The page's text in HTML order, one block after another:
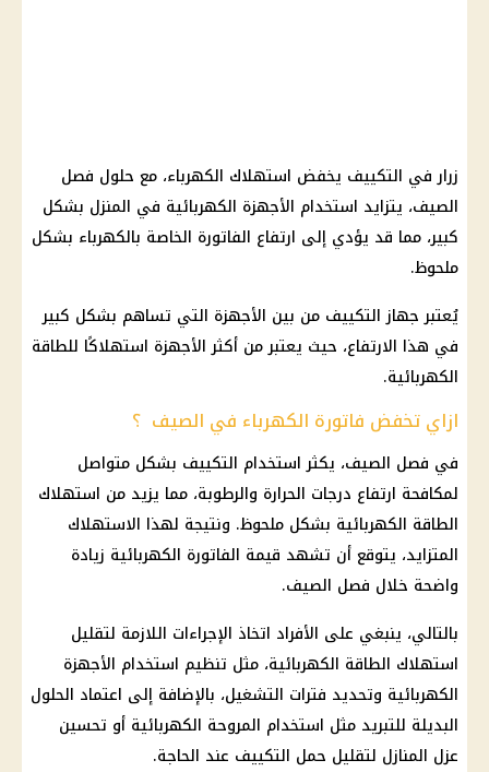
زرار في التكييف يخفض استهلاك الكهرباء، مع حلول فصل
الصيف، يتزايد استخدام الأجهزة الكهربائية في المنزل بشكل
كبير، مما قد يؤدي إلى ارتفاع الفاتورة الخاصة بالكهرباء بشكل
ملحوظ.
يُعتبر جهاز التكييف من بين الأجهزة التي تساهم بشكل كبير
في هذا الارتفاع، حيث يعتبر من أكثر الأجهزة استهلاكًا للطاقة
الكهربائية.
ازاي تخفض فاتورة الكهرباء في الصيف ؟
في فصل الصيف، يكثر استخدام التكييف بشكل متواصل
لمكافحة ارتفاع درجات الحرارة والرطوبة، مما يزيد من استهلاك
الطاقة الكهربائية بشكل ملحوظ. ونتيجة لهذا الاستهلاك
المتزايد، يتوقع أن تشهد قيمة الفاتورة الكهربائية زيادة
واضحة خلال فصل الصيف.
بالتالي، ينبغي على الأفراد اتخاذ الإجراءات اللازمة لتقليل
استهلاك الطاقة الكهربائية، مثل تنظيم استخدام الأجهزة
الكهربائية وتحديد فترات التشغيل، بالإضافة إلى اعتماد الحلول
البديلة للتبريد مثل استخدام المروحة الكهربائية أو تحسين
عزل المنازل لتقليل حمل التكييف عند الحاجة.